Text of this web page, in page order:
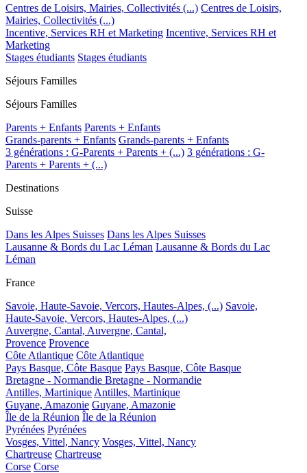
Centres de Loisirs, Mairies, Collectivités (...) Centres de Loisirs,
Mairies, Collectivités (...)
Incentive, Services RH et Marketing Incentive, Services RH et
Marketing
Stages étudiants Stages étudiants
Séjours Familles
Séjours Familles
Parents + Enfants Parents + Enfants
Grands-parents + Enfants Grands-parents + Enfants
3 générations : G-Parents + Parents + (...) 3 générations : G-
Parents + Parents + (...)
Destinations
Suisse
Dans les Alpes Suisses Dans les Alpes Suisses
Lausanne & Bords du Lac Léman Lausanne & Bords du Lac
Léman
France
Savoie, Haute-Savoie, Vercors, Hautes-Alpes, (...) Savoie,
Haute-Savoie, Vercors, Hautes-Alpes, (...)
Auvergne, Cantal, Auvergne, Cantal,
Provence Provence
Côte Atlantique Côte Atlantique
Pays Basque, Côte Basque Pays Basque, Côte Basque
Bretagne - Normandie Bretagne - Normandie
Antilles, Martinique Antilles, Martinique
Guyane, Amazonie Guyane, Amazonie
Île de la Réunion Île de la Réunion
Pyrénées Pyrénées
Vosges, Vittel, Nancy Vosges, Vittel, Nancy
Chartreuse Chartreuse
Corse Corse